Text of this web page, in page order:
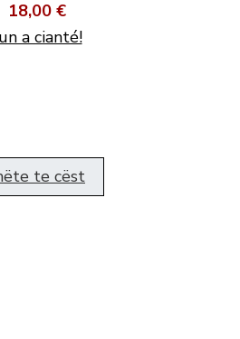
18,00 €
a cianté!
te cëst